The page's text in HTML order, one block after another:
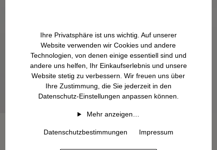
Ihre Privatsphäre ist uns wichtig. Auf unserer
Website verwenden wir Cookies und andere
Technologien, von denen einige essentiell sind und
andere uns helfen, Ihr Einkaufserlebnis und unsere
Website stetig zu verbessern. Wir freuen uns über
Ihre Zustimmung, die Sie jederzeit in den
Datenschutz-Einstellungen anpassen können.
Mehr anzeigen…
Datenschutzbestimmungen Impressum